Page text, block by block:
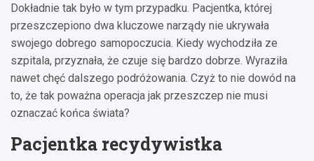
Dokładnie tak było w tym przypadku. Pacjentka, której
przeszczepiono dwa kluczowe narządy nie ukrywała
swojego dobrego samopoczucia. Kiedy wychodziła ze
szpitala, przyznała, że czuje się bardzo dobrze. Wyraziła
nawet chęć dalszego podróżowania. Czyż to nie dowód na
to, że tak poważna operacja jak przeszczep nie musi
oznaczać końca świata?
Pacjentka recydywistka